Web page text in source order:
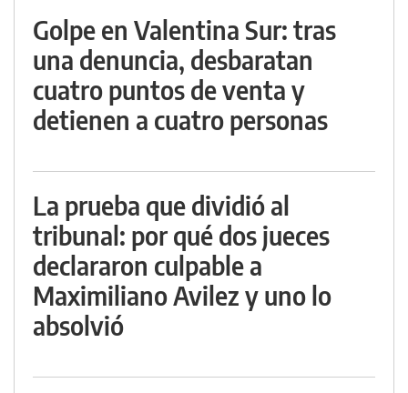
Golpe en Valentina Sur: tras
una denuncia, desbaratan
cuatro puntos de venta y
detienen a cuatro personas
La prueba que dividió al
tribunal: por qué dos jueces
declararon culpable a
Maximiliano Avilez y uno lo
absolvió